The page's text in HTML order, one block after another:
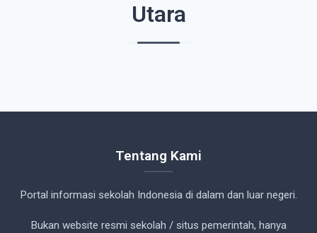
Utara
Tentang Kami
Portal informasi sekolah Indonesia di dalam dan luar negeri.
Bukan website resmi sekolah / situs pemerintah, hanya